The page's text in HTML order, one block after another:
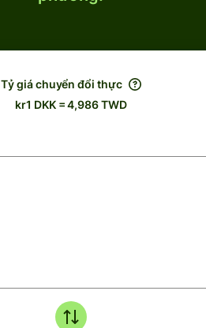
Tỷ giá chuyển đổi thực
kr1 DKK = 4,986 TWD